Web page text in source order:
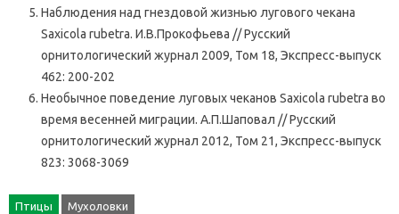
Наблюдения над гнездовой жизнью лугового чекана
Saxicola rubetra. И.В.Прокофьева // Русский
орнитологический журнал 2009, Том 18, Экспресс-выпуск
462: 200-202
Необычное поведение луговых чеканов Saxicola rubetra во
время весенней миграции. А.П.Шаповал // Русский
орнитологический журнал 2012, Том 21, Экспресс-выпуск
823: 3068-3069
Птицы Мухоловки